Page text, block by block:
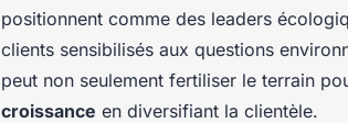
positionnent comme des leaders
clients sensibilisés aux questions
peut non seulement fertiliser le terrain
croissance en diversifiant la clientèle.